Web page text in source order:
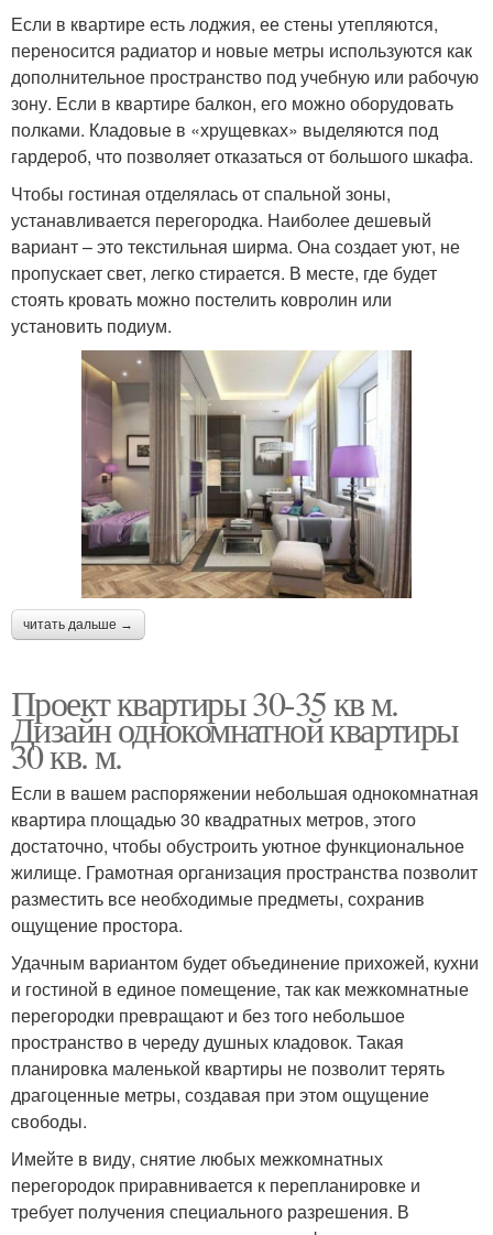
Если в квартире есть лоджия, ее стены утепляются,
переносится радиатор и новые метры используются как
дополнительное пространство под учебную или рабочую
зону. Если в квартире балкон, его можно оборудовать
полками. Кладовые в «хрущевках» выделяются под
гардероб, что позволяет отказаться от большого шкафа.
Чтобы гостиная отделялась от спальной зоны,
устанавливается перегородка. Наиболее дешевый
вариант – это текстильная ширма. Она создает уют, не
пропускает свет, легко стирается. В месте, где будет
стоять кровать можно постелить ковролин или
установить подиум.
читать дальше →
Проект квартиры 30-35 кв м.
Дизайн однокомнатной квартиры
30 кв. м.
Если в вашем распоряжении небольшая однокомнатная
квартира площадью 30 квадратных метров, этого
достаточно, чтобы обустроить уютное функциональное
жилище. Грамотная организация пространства позволит
разместить все необходимые предметы, сохранив
ощущение простора.
Удачным вариантом будет объединение прихожей, кухни
и гостиной в единое помещение, так как межкомнатные
перегородки превращают и без того небольшое
пространство в череду душных кладовок. Такая
планировка маленькой квартиры не позволит терять
драгоценные метры, создавая при этом ощущение
свободы.
Имейте в виду, снятие любых межкомнатных
перегородок приравнивается к перепланировке и
требует получения специального разрешения. В